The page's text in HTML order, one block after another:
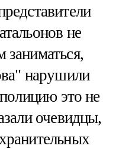
не
нарушили
это не
очевидцы,